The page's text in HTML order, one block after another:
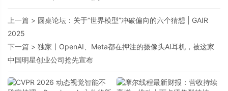
上一篇 > 圆桌论坛：关于“世界模型”冲破偏向的六个猜想 | GAIR
2025
下一篇 > 独家丨OpenAI、Meta都在押注的摄像头AI耳机，被这家
中国明星创业公司抢先宣布